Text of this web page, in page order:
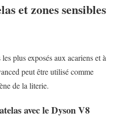
et zones sensibles
plus exposés aux acariens et à
peut être utilisé comme
de la literie.
avec le Dyson V8